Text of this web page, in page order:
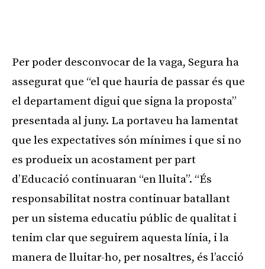
Per poder desconvocar de la vaga, Segura ha
assegurat que “el que hauria de passar és que
el departament digui que signa la proposta”
presentada al juny. La portaveu ha lamentat
que les expectatives són mínimes i que si no
es produeix un acostament per part
d’Educació continuaran “en lluita”. “És
responsabilitat nostra continuar batallant
per un sistema educatiu públic de qualitat i
tenim clar que seguirem aquesta línia, i la
manera de lluitar-ho, per nosaltres, és l’acció